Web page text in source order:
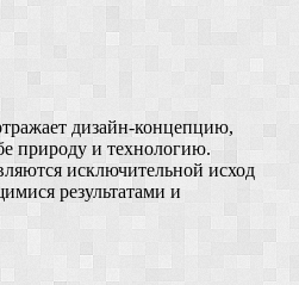
дизайн-концепцию,
природу и технологию.
исключительной исход
результатами и